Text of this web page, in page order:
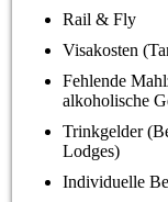
Rail & Fly
Visakosten
Fehlende
alkoholische
Trinkgelder
Lodges)
Individuelle